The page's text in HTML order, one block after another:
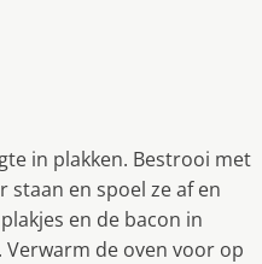
in plakken. Bestrooi met
staan en spoel ze af en
en de bacon in
de oven voor op